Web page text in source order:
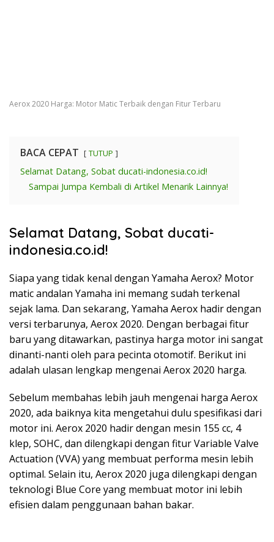
Aerox 2020 Harga: Motor Matic Terbaik dengan Fitur Terbaru
BACA CEPAT TUTUP
Selamat Datang, Sobat ducati-indonesia.co.id!
Sampai Jumpa Kembali di Artikel Menarik Lainnya!
Selamat Datang, Sobat ducati-
indonesia.co.id!
Siapa yang tidak kenal dengan Yamaha Aerox? Motor
matic andalan Yamaha ini memang sudah terkenal
sejak lama. Dan sekarang, Yamaha Aerox hadir dengan
versi terbarunya, Aerox 2020. Dengan berbagai fitur
baru yang ditawarkan, pastinya harga motor ini sangat
dinanti-nanti oleh para pecinta otomotif. Berikut ini
adalah ulasan lengkap mengenai Aerox 2020 harga.
Sebelum membahas lebih jauh mengenai harga Aerox
2020, ada baiknya kita mengetahui dulu spesifikasi dari
motor ini. Aerox 2020 hadir dengan mesin 155 cc, 4
klep, SOHC, dan dilengkapi dengan fitur Variable Valve
Actuation (VVA) yang membuat performa mesin lebih
optimal. Selain itu, Aerox 2020 juga dilengkapi dengan
teknologi Blue Core yang membuat motor ini lebih
efisien dalam penggunaan bahan bakar.